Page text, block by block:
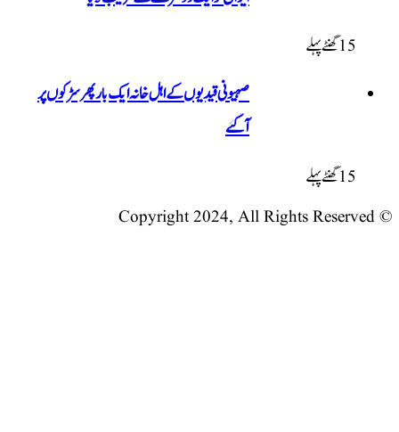
صہیونی قیدیوں کے اہل خانہ ایک بار پھر سڑکوں پر